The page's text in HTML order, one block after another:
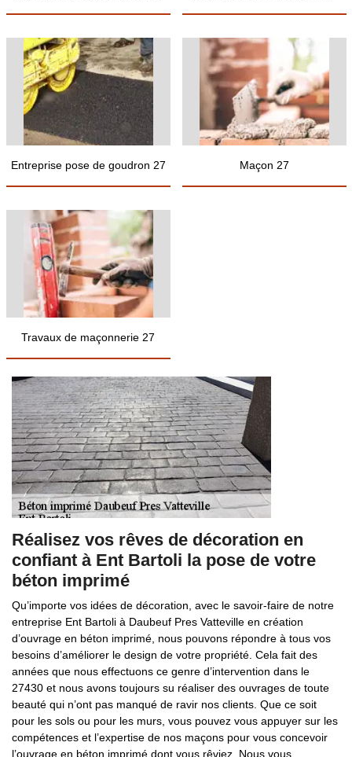
Entreprise pose de goudron 27 Maçon 27
Travaux de maçonnerie 27
Réalisez vos rêves de décoration en
confiant à Ent Bartoli la pose de votre
béton imprimé
Qu’importe vos idées de décoration, avec le savoir-faire de notre
entreprise Ent Bartoli à Daubeuf Pres Vatteville en création
d’ouvrage en béton imprimé, nous pouvons répondre à tous vos
besoins d’améliorer le design de votre propriété. Cela fait des
années que nous effectuons ce genre d’intervention dans le
27430 et nous avons toujours su réaliser des ouvrages de toute
beauté qui n’ont pas manqué de ravir nos clients. Que ce soit
pour les sols ou pour les murs, vous pouvez vous appuyer sur les
compétences et l’expertise de nos maçons pour vous concevoir
l’ouvrage en béton imprimé dont vous rêviez. Nous vous